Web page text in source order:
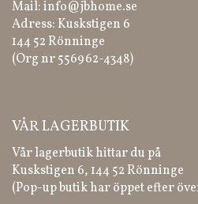
Mail:info@jbhome.se
Adress: Kuskstigen 6
144 52 Rönninge
(Org nr 556962-4348)
VÅR LAGERBUTIK
Vår lagerbutik hittar du på
Kuskstigen 6, 144 52 Rönninge
(Pop-up butik har öppet efter